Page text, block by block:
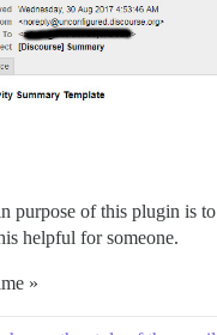
purpose of this plugin is
helpful for someone.
»